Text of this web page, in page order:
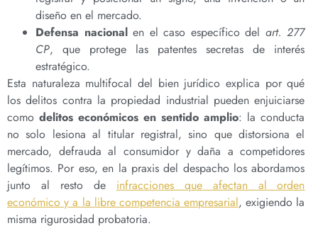
diseño en el mercado.
Defensa nacionalen el caso específico del art. 277
CP, que protege las patentes secretas de interés
estratégico.
Esta naturaleza multifocal del bien jurídico explica por qué
los delitos contra la propiedad industrial pueden enjuiciarse
comodelitos económicos en sentido amplio: la conducta
no solo lesiona al titular registral, sino que distorsiona el
mercado, defrauda al consumidor y daña a competidores
legítimos. Por eso, en la praxis del despacho los abordamos
junto al resto de infracciones que afectan al orden
económico y a la libre competencia empresarial, exigiendo la
misma rigurosidad probatoria.